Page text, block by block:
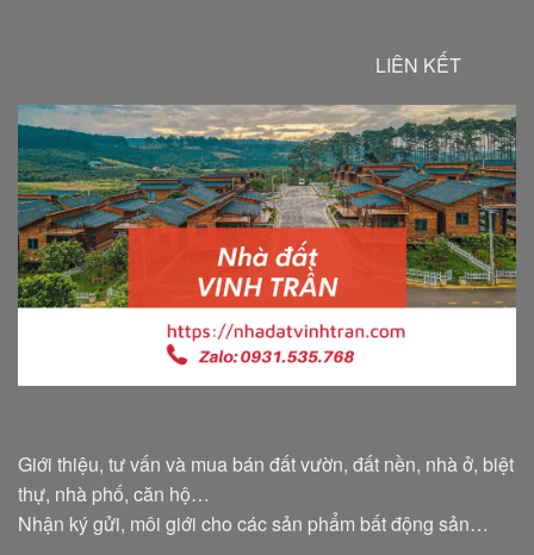
LIÊN KẾT
Giới thiệu, tư vấn và mua bán đất vườn, đất nền, nhà ở, biệt
thự, nhà phố, căn hộ…
Nhận ký gửi, môi giới cho các sản phẩm bất động sản…